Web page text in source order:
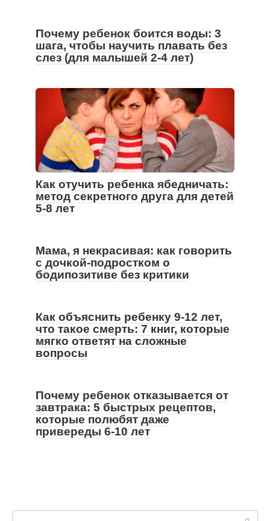
Почему ребенок боится воды: 3
шага, чтобы научить плавать без
слез (для малышей 2-4 лет)
Как отучить ребенка ябедничать:
метод секретного друга для детей
5-8 лет
Мама, я некрасивая: как говорить
с дочкой-подростком о
бодипозитиве без критики
Как объяснить ребенку 9-12 лет,
что такое смерть: 7 книг, которые
мягко ответят на сложные
вопросы
Почему ребенок отказывается от
завтрака: 5 быстрых рецептов,
которые полюбят даже
привереды 6-10 лет